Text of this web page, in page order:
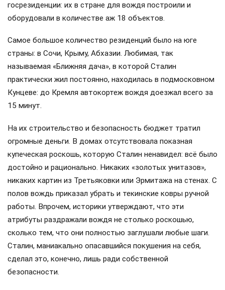
госрезиденции: их в стране для вождя построили и
оборудовали в количестве аж 18 объектов.
Самое большое количество резиденций было на юге
страны: в Сочи, Крыму, Абхазии. Любимая, так
называемая «Ближняя дача», в которой Сталин
практически жил постоянно, находилась в подмосковном
Кунцеве: до Кремля автокортеж вождя доезжал всего за
15 минут.
На их строительство и безопасность бюджет тратил
огромные деньги. В домах отсутствовала показная
купеческая роскошь, которую Сталин ненавидел: всё было
достойно и рационально. Никаких «золотых унитазов»,
никаких картин из Третьяковки или Эрмитажа на стенах. С
полов вождь приказал убрать и текинские ковры ручной
работы. Впрочем, историки утверждают, что эти
атрибуты раздражали вождя не столько роскошью,
сколько тем, что они полностью заглушали любые шаги.
Сталин, маниакально опасавшийся покушения на себя,
сделал это, конечно, лишь ради собственной
безопасности.